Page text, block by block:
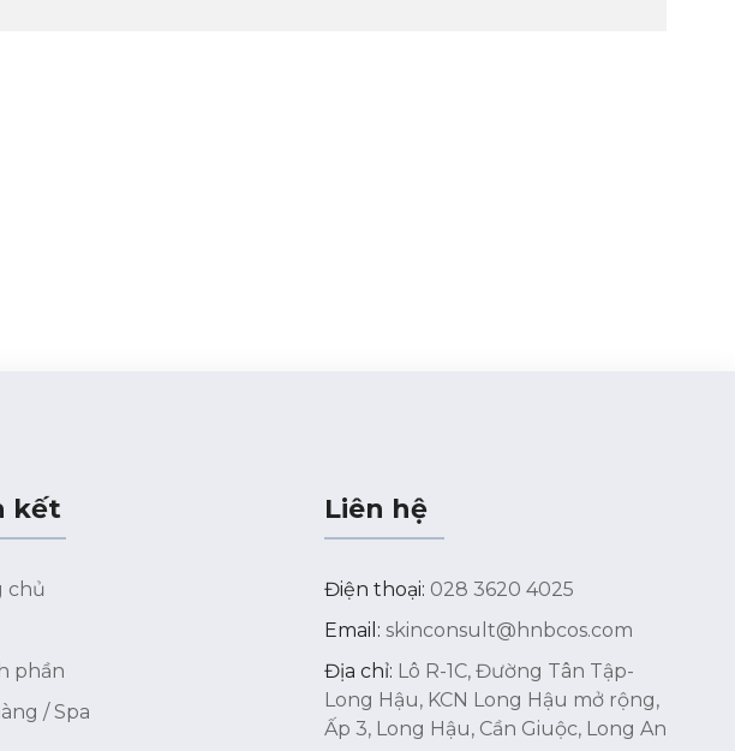
kết
chủ
phần
/ Spa
Liên hệ
Điện thoại: 028 3620 4025
Email: skinconsult@hnbcos.com
Địa chỉ: Lô R-1C, Đường Tân Tập-
Long Hậu, KCN Long Hậu mở rộng,
Ấp 3, Long Hậu, Cần Giuộc, Long An